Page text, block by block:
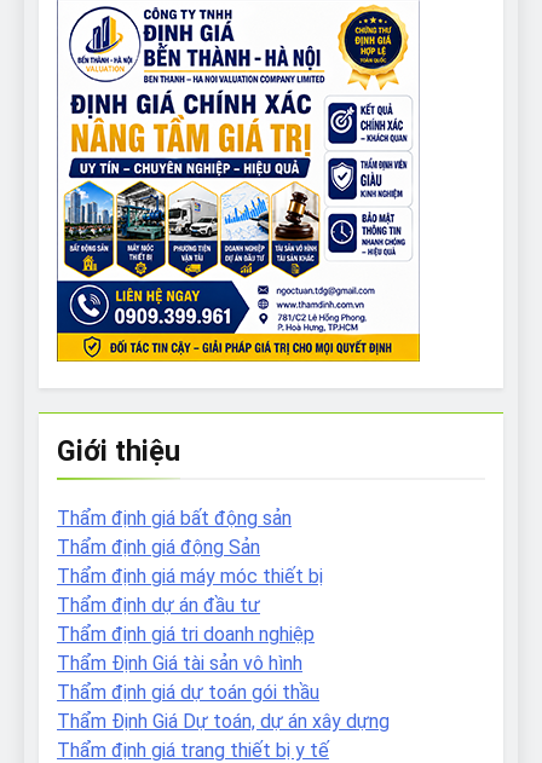
Giới thiệu
Thẩm định giá bất động sản
Thẩm định giá động Sản
Thẩm định giá máy móc thiết bị
Thẩm định dự án đầu tư
Thẩm định giá tri doanh nghiệp
Thẩm Định Giá tài sản vô hình
Thẩm định giá dự toán gói thầu
Thẩm Định Giá Dự toán, dự án xây dựng
Thẩm định giá trang thiết bị y tế